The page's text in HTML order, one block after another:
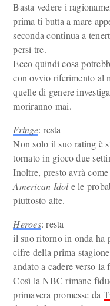
Basta vedere i
prima ti butta a mare
seconda continua a
persi tre.
Ecco quindi cosa
con ovvio riferimento al
quelle di genere
moriranno mai.
Fringe: resta
Non solo il suo rating è
tornato in gioco due
Inoltre, presto avrà
American Idole le
piuttosto alte.
Heroes: resta
il suo ritorno in onda ha
cifre della prima
andato a cadere verso la
Così la NBC rimane
primavera promesse da